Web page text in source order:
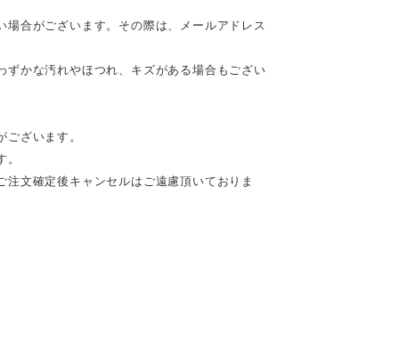
合がございます。その際は、メールアドレス
かな汚れやほつれ、キズがある場合もござい
ざいます。
文確定後キャンセルはご遠慮頂いておりま